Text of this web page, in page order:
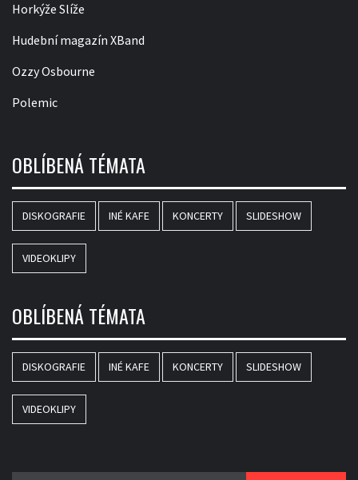
Horkýže Slíže
Hudební magazín XBand
Ozzy Osbourne
Polemic
OBLÍBENÁ TÉMATA
DISKOGRAFIE INÉ KAFE KONCERTY SLIDESHOW
VIDEOKLIPY
OBLÍBENÁ TÉMATA
DISKOGRAFIE INÉ KAFE KONCERTY SLIDESHOW
VIDEOKLIPY